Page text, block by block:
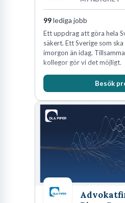
99lediga jobb
Ett uppdrag att göra hela
säkert. Ett Sverige som
imorgon än idag.
kollegor gör vi det möjligt.
Besök